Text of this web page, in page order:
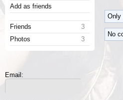
Add as friends
3
Friends
3
Photos
Email:
Only
No